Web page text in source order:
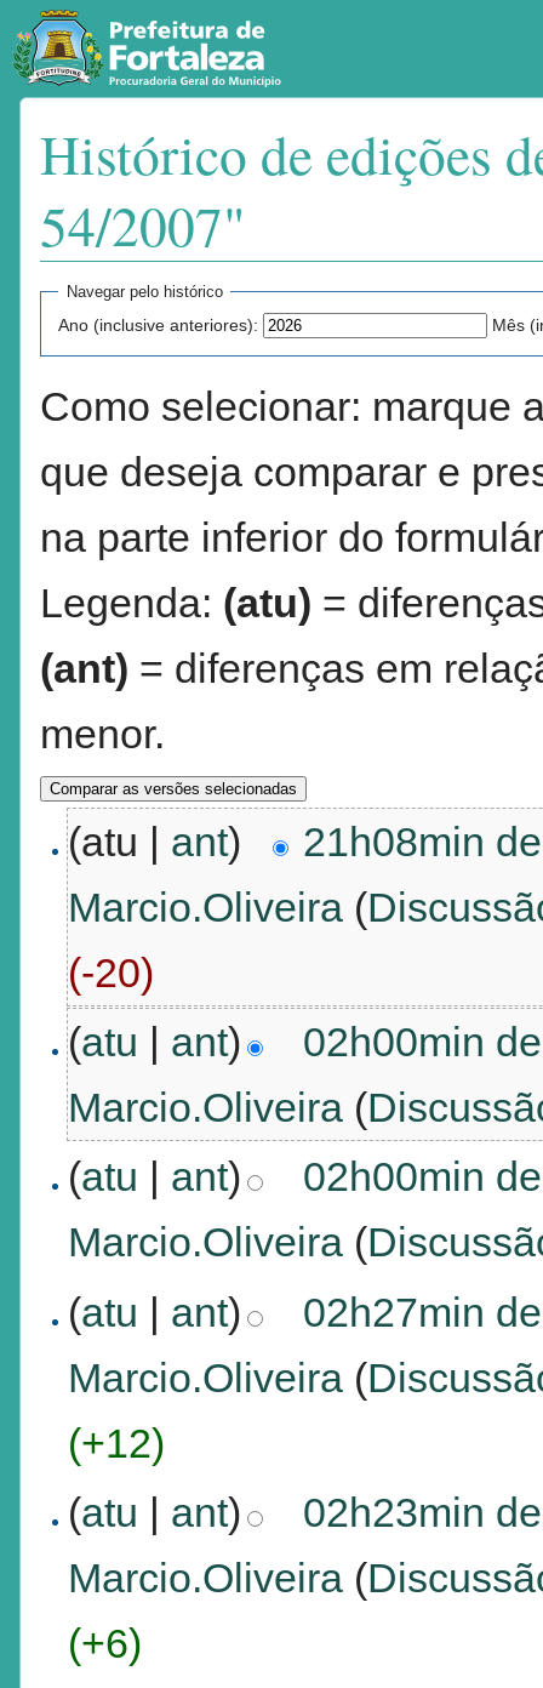
Histórico de edições
54/2007"
Ir para:navegação,pesquisa
Navegar pelo histórico
Ano (inclusive anteriores): Mês
Como selecionar: marque
que deseja comparar e
na parte inferior do
Legenda: (atu) =
(ant) = diferenças em
menor.
(atu | ant)
21h08min
Marcio.Oliveira (
(-20)
(atu | ant)
02h00min
Marcio.Oliveira (
(atu ant)
02h00min
Marcio.Oliveira (
(atu | ant)
02h27min
Marcio.Oliveira (
(+12)
(atu | ant)
02h23min
Marcio.Oliveira (
(+6)